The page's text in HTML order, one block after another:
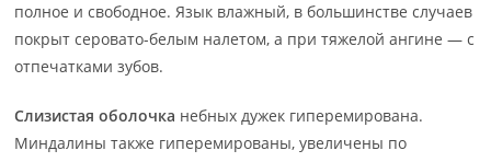
полное и свободное. Язык влажный, в большинстве случаев
покрыт серовато-белым налетом, а при тяжелой ангине — с
отпечатками зубов.
Слизистая оболочка небных дужек гиперемирована.
Миндалины также гиперемированы, увеличены по